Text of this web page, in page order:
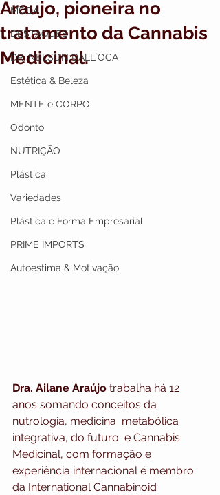
MODA
DESTAQUES
DR. NELSON DALL`OCA
Estética & Beleza
MENTE e CORPO
Odonto
NUTRIÇÃO
Plástica
Variedades
Plástica e Forma Empresarial
PRIME IMPORTS
Autoestima & Motivação
Araujo, pioneira no
tratamento da Cannabis
Medicinal.
Dra. Ailane Araújo trabalha há 12
anos somando conceitos da
nutrologia, medicina  metabólica
integrativa, do futuro  e Cannabis
Medicinal, com formação e
experiência internacional é membro
da International Cannabinoid